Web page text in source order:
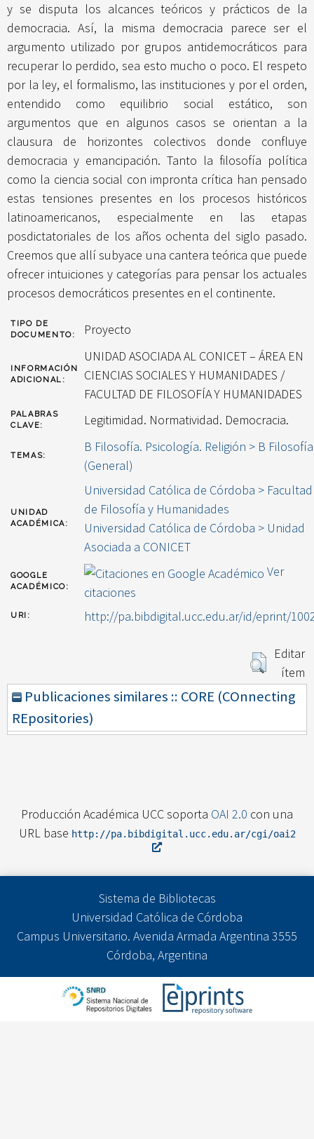
y se disputa los alcances teóricos y prácticos de la
democracia. Así, la misma democracia parece ser el
argumento utilizado por grupos antidemocráticos para
recuperar lo perdido, sea esto mucho o poco. El respeto
por la ley, el formalismo, las instituciones y por el orden,
entendido como equilibrio social estático, son
argumentos que en algunos casos se orientan a la
clausura de horizontes colectivos donde confluye
democracia y emancipación. Tanto la filosofía política
como la ciencia social con impronta crítica han pensado
estas tensiones presentes en los procesos históricos
latinoamericanos, especialmente en las etapas
posdictatoriales de los años ochenta del siglo pasado.
Creemos que allí subyace una cantera teórica que puede
ofrecer intuiciones y categorías para pensar los actuales
procesos democráticos presentes en el continente.
TIPO DE
DOCUMENTO:
Proyecto
INFORMACIÓN
ADICIONAL:
UNIDAD ASOCIADA AL CONICET – ÁREA EN
CIENCIAS SOCIALES Y HUMANIDADES /
FACULTAD DE FILOSOFÍA Y HUMANIDADES
PALABRAS
CLAVE:
Legitimidad. Normatividad. Democracia.
TEMAS:
B Filosofía. Psicología. Religión > B Filosofía
(General)
UNIDAD
ACADÉMICA:
Universidad Católica de Córdoba > Facultad
de Filosofía y Humanidades
Universidad Católica de Córdoba > Unidad
Asociada a CONICET
GOOGLE
ACADÉMICO:
Ver
citaciones
URI: http://pa.bibdigital.ucc.edu.ar/id/eprint/
Editar
ítem
Publicaciones similares :: CORE (COnnecting
REpositories)
Producción Académica UCC soporta OAI 2.0 con una
URL base http://pa.bibdigital.ucc.edu.ar/cgi/oai2
Sistema de Bibliotecas
Universidad Católica de Córdoba
Campus Universitario. Avenida Armada Argentina 3555
Córdoba, Argentina